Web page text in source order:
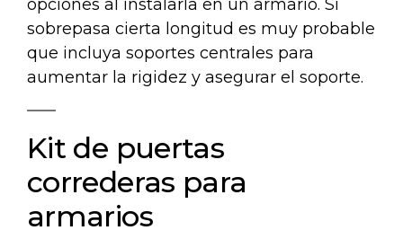
opciones al instalarla en un armario. Si
sobrepasa cierta longitud es muy probable
que incluya soportes centrales para
aumentar la rigidez y asegurar el soporte.
Kit de puertas
correderas para
armarios